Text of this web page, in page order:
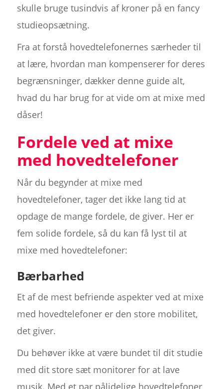
skulle bruge tusindvis af kroner på en fancy
studieopsætning.
Fra at forstå hovedtelefonernes særheder til
at lære, hvordan man kompenserer for deres
begrænsninger, dækker denne guide alt,
hvad du har brug for at vide om at mixe med
dåser!
Fordele ved at mixe
med hovedtelefoner
Når du begynder at mixe med
hovedtelefoner, tager det ikke lang tid at
opdage de mange fordele, de giver. Her er
fem solide fordele, så du kan få lyst til at
mixe med hovedtelefoner:
Bærbarhed
Et af de mest befriende aspekter ved at mixe
med hovedtelefoner er den store mobilitet,
det giver.
Du behøver ikke at være bundet til dit studie
med dit store sæt monitorer for at lave
musik. Med et par pålidelige hovedtelefoner